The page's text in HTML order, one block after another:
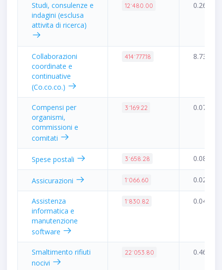
Studi, consulenze e
indagini (esclusa
attivita di ricerca)
12˙480.00 0.26%
Collaborazioni
coordinate e
continuative
(Co.co.co.)
414˙777.18 8.73%
Compensi per
organismi,
commissioni e
comitati
3˙169.22 0.07%
Spese postali 3˙658.28 0.08%
Assicurazioni 1˙066.60 0.02%
Assistenza
informatica e
manutenzione
software
1˙830.82 0.04%
Smaltimento rifiuti
nocivi
22˙053.80 0.46%